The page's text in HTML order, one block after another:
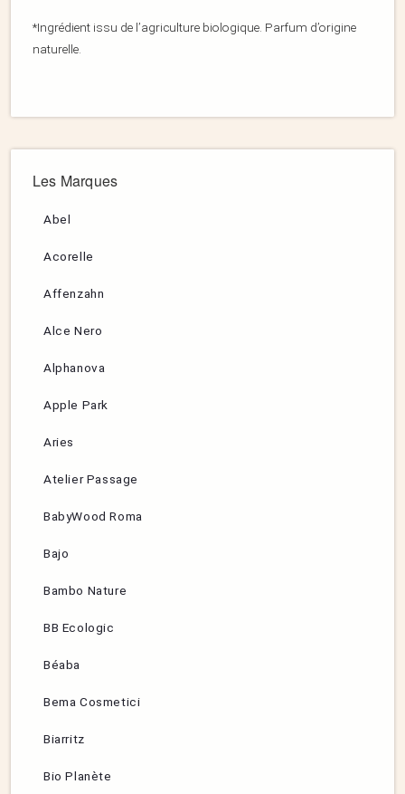
*Ingrédient issu de l’agriculture biologique. Parfum d’origine
naturelle.
Les Marques
Abel
Acorelle
Affenzahn
Alce Nero
Alphanova
Apple Park
Aries
Atelier Passage
BabyWood Roma
Bajo
Bambo Nature
BB Ecologic
Béaba
Bema Cosmetici
Biarritz
Bio Planète